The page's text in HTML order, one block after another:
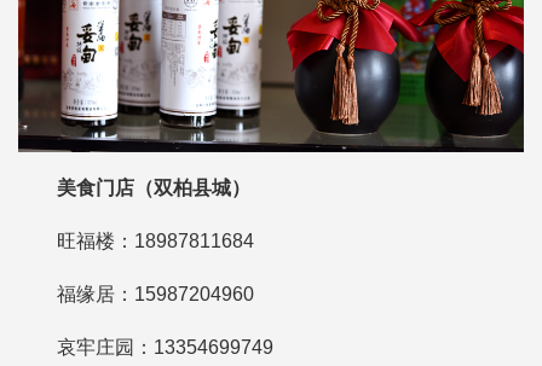
美食门店（双柏县城）
旺福楼：18987811684
福缘居：15987204960
哀牢庄园：13354699749